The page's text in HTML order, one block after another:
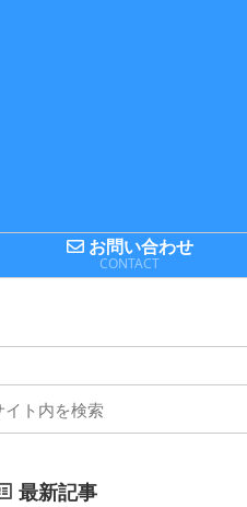
お問い合わせ
CONTACT
最新記事